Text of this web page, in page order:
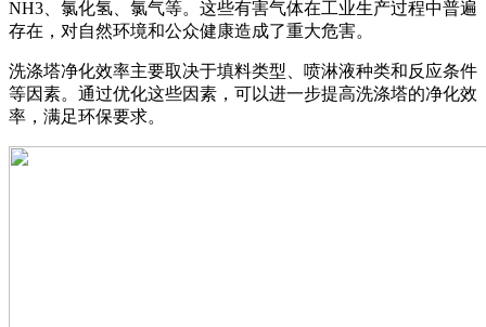
NH3、氯化氢、氯气等。这些有害气体在工业生产过程中普遍
存在，对自然环境和公众健康造成了重大危害。
洗涤塔净化效率主要取决于填料类型、喷淋液种类和反应条件
等因素。通过优化这些因素，可以进一步提高洗涤塔的净化效
率，满足环保要求。